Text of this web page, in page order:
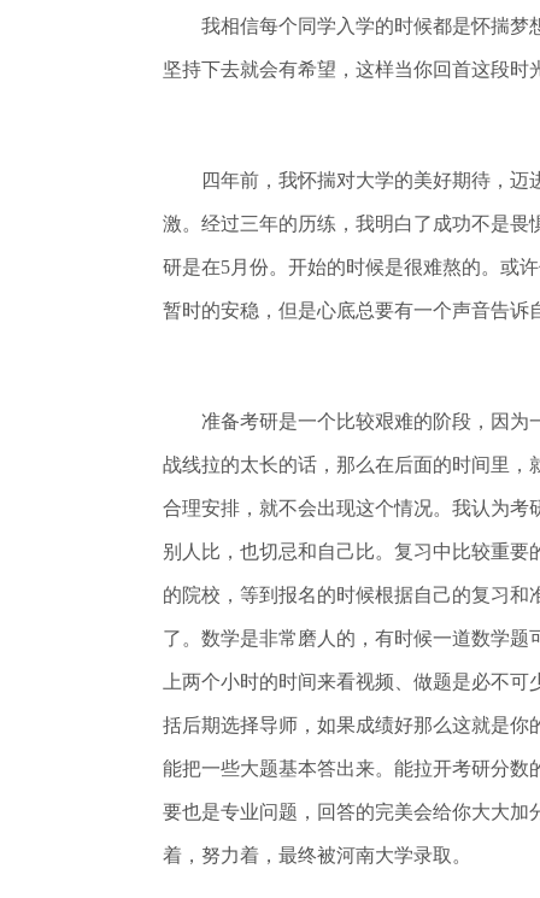
我相信每个同学入学的时候都是怀揣梦想
坚持下去就会有希望，这样当你回首这段
四年前，我怀揣对大学的美好期待，迈进
激。经过三年的历练，我明白了成功不是
研是在5月份。开始的时候是很难熬的。或
暂时的安稳，但是心底总要有一个声音告
准备考研是一个比较艰难的阶段，因为一
战线拉的太长的话，那么在后面的时间里
合理安排，就不会出现这个情况。我认为
别人比，也切忌和自己比。复习中比较重
的院校，等到报名的时候根据自己的复习
了。数学是非常磨人的，有时候一道数学
上两个小时的时间来看视频、做题是必不
括后期选择导师，如果成绩好那么这就是
能把一些大题基本答出来。能拉开考研分
要也是专业问题，回答的完美会给你大大
着，努力着，最终被河南大学录取。